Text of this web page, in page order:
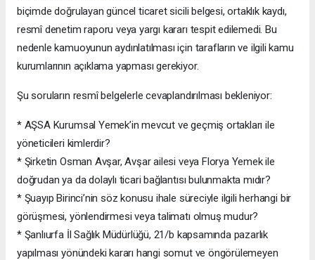
biçimde doğrulayan güncel ticaret sicili belgesi, ortaklık kaydı,
resmî denetim raporu veya yargı kararı tespit edilemedi. Bu
nedenle kamuoyunun aydınlatılması için tarafların ve ilgili kamu
kurumlarının açıklama yapması gerekiyor.
Şu soruların resmî belgelerle cevaplandırılması bekleniyor:
* AŞSA Kurumsal Yemek’in mevcut ve geçmiş ortakları ile
yöneticileri kimlerdir?
* Şirketin Osman Avşar, Avşar ailesi veya Florya Yemek ile
doğrudan ya da dolaylı ticari bağlantısı bulunmakta mıdır?
* Şuayıp Birinci’nin söz konusu ihale süreciyle ilgili herhangi bir
görüşmesi, yönlendirmesi veya talimatı olmuş mudur?
* Şanlıurfa İl Sağlık Müdürlüğü, 21/b kapsamında pazarlık
yapılması yönündeki kararı hangi somut ve öngörülemeyen